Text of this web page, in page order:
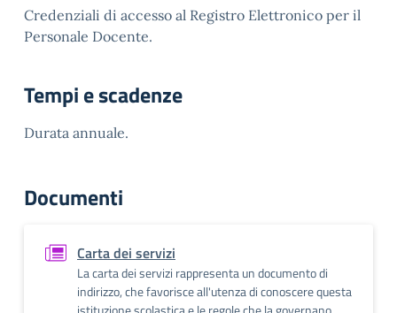
Credenziali di accesso al Registro Elettronico per il
Personale Docente.
Tempi e scadenze
Durata annuale.
Documenti
Carta dei servizi
La carta dei servizi rappresenta un documento di
indirizzo, che favorisce all'utenza di conoscere questa